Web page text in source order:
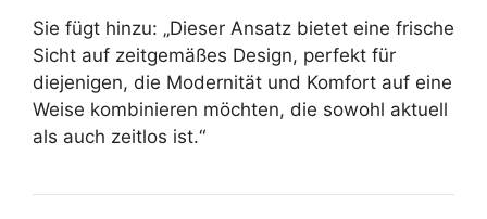
Sie fügt hinzu: „Dieser Ansatz bietet eine frische
Sicht auf zeitgemäßes Design, perfekt für
diejenigen, die Modernität und Komfort auf eine
Weise kombinieren möchten, die sowohl aktuell
als auch zeitlos ist.“